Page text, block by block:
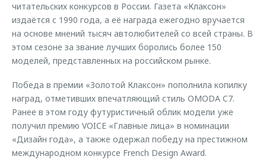
читательских конкурсов в России. Газета «Клаксон»
издаётся с 1990 года, а её награда ежегодно вручается
на основе мнений тысяч автолюбителей со всей страны. В
этом сезоне за звание лучших боролись более 150
моделей, представленных на российском рынке.
Победа в премии «Золотой Клаксон» пополнила копилку
наград, отметивших впечатляющий стиль OMODA C7.
Ранее в этом году футуристичный облик модели уже
получил премию VOICE «Главные лица» в номинации
«Дизайн года», а также одержал победу на престижном
международном конкурсе French Design Award.